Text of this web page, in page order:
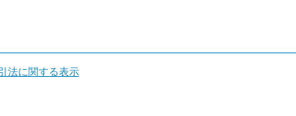
法に関する表示